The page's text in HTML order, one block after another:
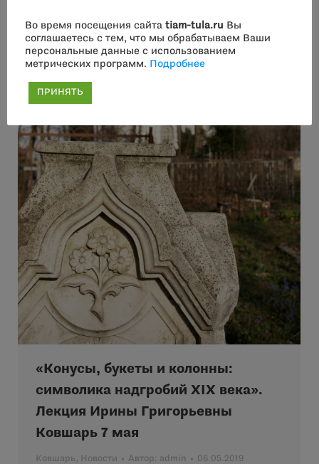
«Конусы, букеты и колонны:
символика надгробий XIX века».
Лекция Ирины Григорьевны
Ковшарь 7 мая
Ковшарь, Новости Автор: admin 06.05.2019
Во время посещения сайта tiam-tula.ru Вы
соглашаетесь с тем, что мы обрабатываем Ваши
персональные данные с использованием
метрических программ.
Подробнее
ПРИНЯТЬ